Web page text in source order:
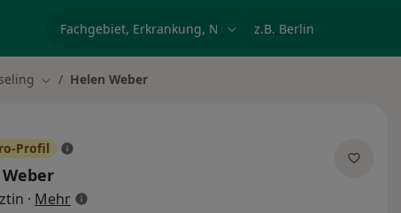
Stadt ändern
Helen Weber
Profil
· Mehrüber Spezialisierungen